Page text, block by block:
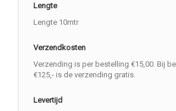
Lengte
Lengte 10mtr
Verzendkosten
Verzending is per bestelling €15,00. Bij
€125,- is de verzending gratis.
Levertijd